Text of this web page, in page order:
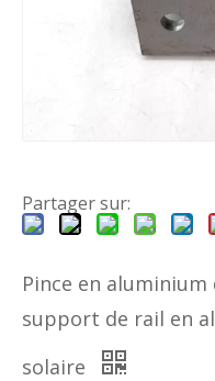
Partager sur:
Pince en
support de rail en
solaire